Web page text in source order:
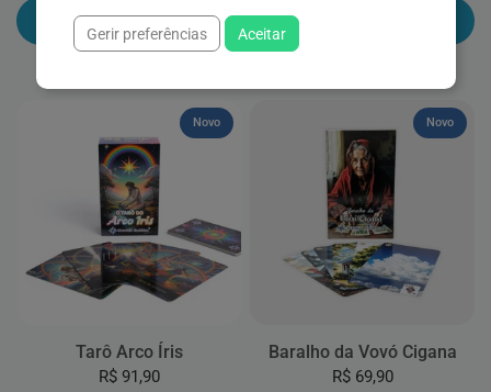
Adicionar ao carrinho Adicionar ao carrinho
Novo
Tarô Arco Íris
R$ 91,90
Novo
Baralho da Vovó Cigana
R$ 69,90
Gerir preferências Aceitar